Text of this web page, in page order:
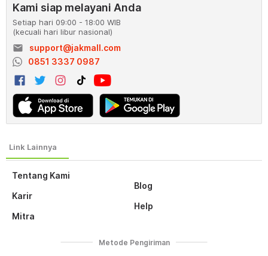
Tentang Kami
Karir
Mitra
Blog
Help
Kami siap melayani Anda
Setiap hari 09:00 - 18:00 WIB
(kecuali hari libur nasional)
email
support@jakmall.com
0851 3337 0987
Metode Pengiriman